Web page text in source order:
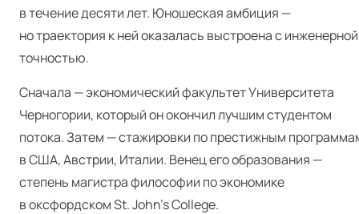
в течение десяти лет. Юношеская амбиция —
но траектория к ней оказалась выстроена с инженерной
точностью.
Сначала — экономический факультет Университета
Черногории, который он окончил лучшим студентом
потока. Затем — стажировки по престижным
в США, Австрии, Италии. Венец его образования —
степень магистра философии по экономике
в оксфордском St. John’s College.